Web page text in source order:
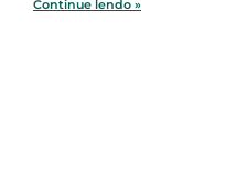
Continue lendo »